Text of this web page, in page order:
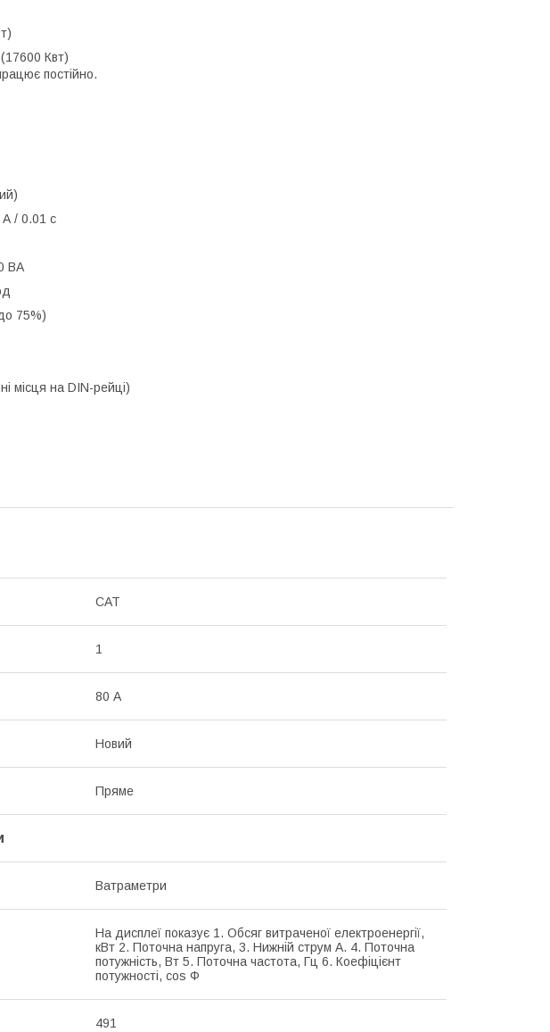
Квт)
постійно.
А / 0.01 с
ВА
75%)
місця на DIN-рейці)
CAT
1
80 А
Новий
Пряме
Ватраметри
На дисплеї показує 1. Обсяг витраченої електроенергії,
кВт 2. Поточна напруга, 3. Нижній струм А. 4. Поточна
потужність, Вт 5. Поточна частота, Гц 6. Коефіцієнт
потужності, cos Ф
491